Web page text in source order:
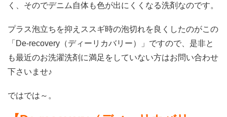
く、そのでデニム自体も色が出にくくなる洗剤なのです。
プラス泡立ちを抑えススギ時の泡切れを良くしたのがこの
「De-recovery（ディーリカバリー）」ですので、是非と
も最近のお洗濯洗剤に満足をしていない方はお問い合わせ
下さいませ♪
ではでは～。